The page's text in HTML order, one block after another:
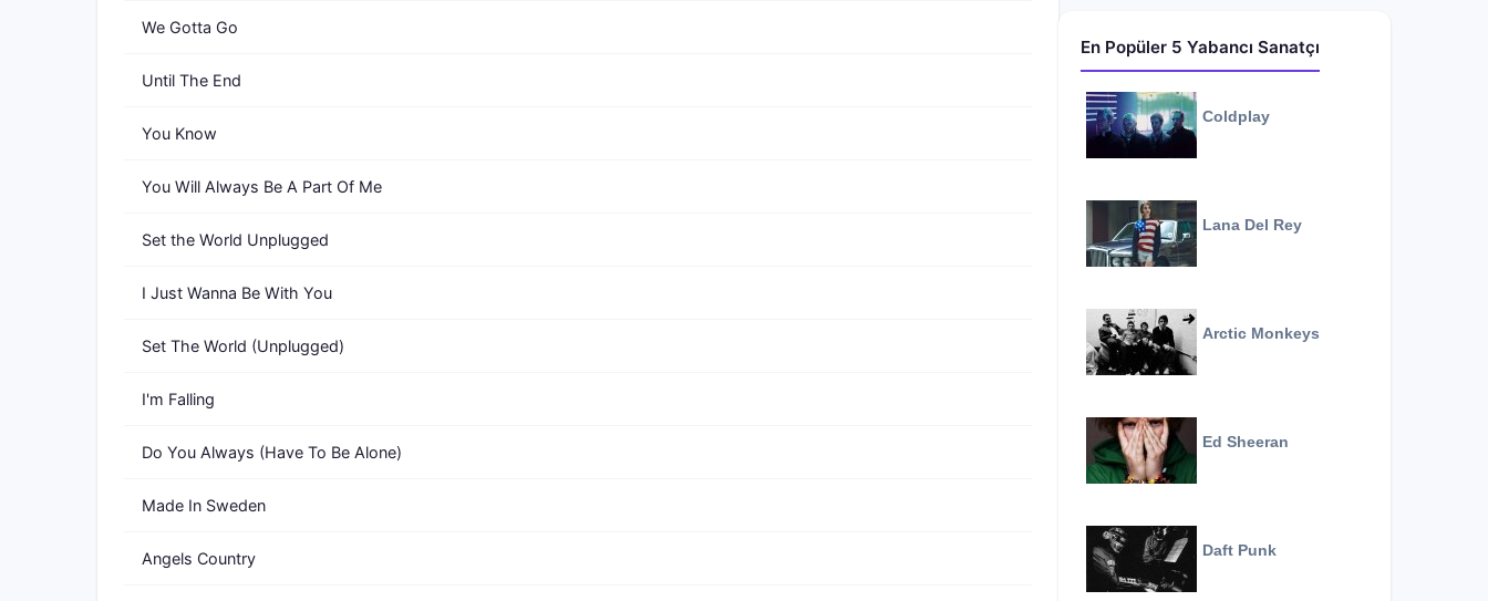
We Gotta Go
Until The End
You Know
You Will Always Be A Part Of Me
Set the World Unplugged
I Just Wanna Be With You
Set The World (Unplugged)
I'm Falling
Do You Always (Have To Be Alone)
Made In Sweden
Angels Country
En Popüler 5 Yabancı Sanatçı
Coldplay
Lana Del Rey
Arctic Monkeys
Ed Sheeran
Daft Punk